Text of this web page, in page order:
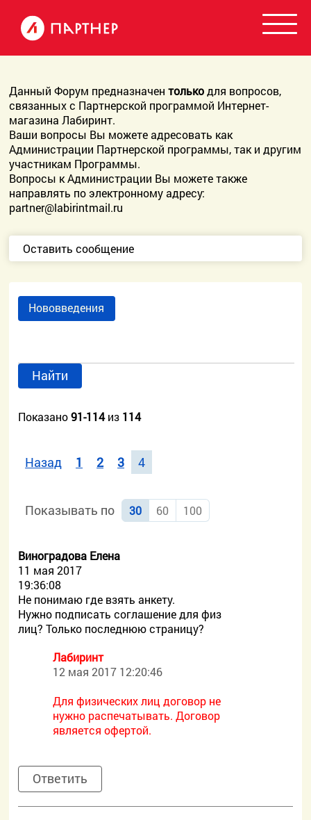
Данный Форум предназначентолькодля вопросов,
связанных с Партнерской программой Интернет-
магазина Лабиринт.
Ваши вопросы Вы можете адресовать как
Администрации Партнерской программы, так и другим
участникам Программы.
Вопросы к Администрации Вы можете также
направлять по электронному адресу:
partner@labirintmail.ru
Оставить сообщение
Нововведения
Найти
Показано91-114из 114
Назад 1 2 3 4
Показывать по 30 60 100
Виноградова Елена
11 мая 2017
19:36:08
Не понимаю где взять анкету.
Нужно подписать соглашение для физ
лиц? Только последнюю страницу?
Лабиринт
12 мая 2017 12:20:46
Для физических лиц договор не
нужно распечатывать. Договор
является офертой.
Ответить